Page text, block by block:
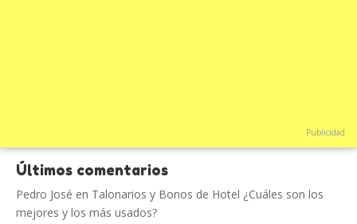
Publicidad
Últimos comentarios
Pedro José en Talonarios y Bonos de Hotel ¿Cuáles son los
mejores y los más usados?